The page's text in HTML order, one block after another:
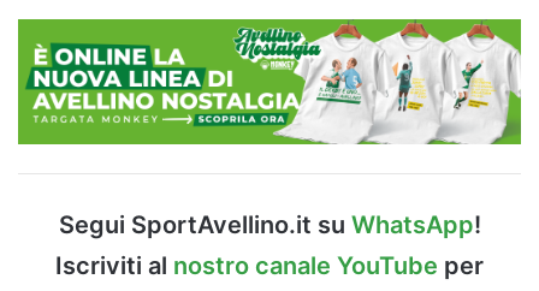
Segui SportAvellino.it su WhatsApp!
Iscriviti al nostro canale YouTube per